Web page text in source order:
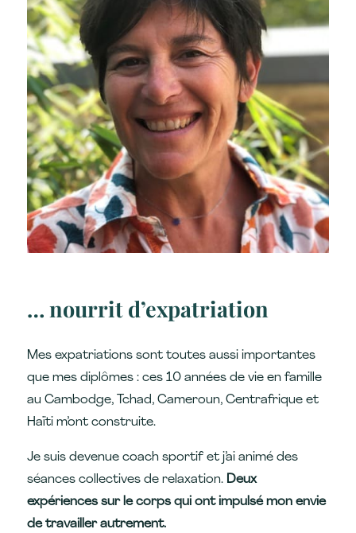
… nourrit d’expatriation
Mes expatriations sont toutes aussi importantes
que mes diplômes : ces 10 années de vie en famille
au Cambodge, Tchad, Cameroun, Centrafrique et
Haïti m’ont construite.
Je suis devenue coach sportif et j’ai animé des
séances collectives de relaxation.Deux
expériences sur le corps qui ont impulsé mon envie
de travailler autrement.